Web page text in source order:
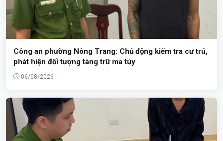
Công an phường Nông Trang: Chủ động kiểm tra cư trú,
phát hiện đối tượng tàng trữ ma túy
06/08/2026